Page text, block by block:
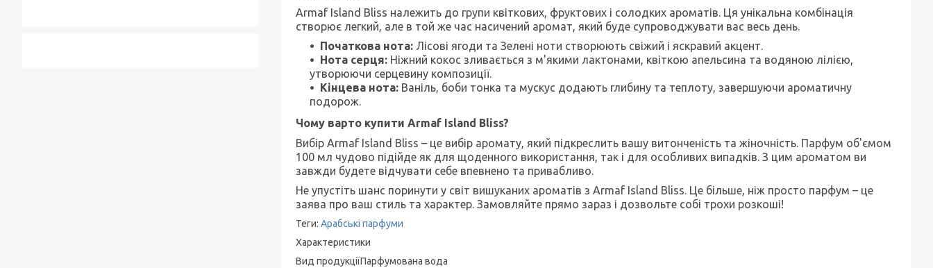
Armaf Island Bliss належить до групи квіткових, фруктових і солодких ароматів. Ця унікальна комбінація
створює легкий, але в той же час насичений аромат, який буде супроводжувати вас весь день.
Початкова нота: Лісові ягоди та Зелені ноти створюють свіжий і яскравий акцент.
Нота серця: Ніжний кокос зливається з м'якими лактонами, квіткою апельсина та водяною лілією,
утворюючи серцевину композиції.
Кінцева нота: Ваніль, боби тонка та мускус додають глибину та теплоту, завершуючи ароматичну
подорож.
Чому варто купити Armaf Island Bliss?
Вибір Armaf Island Bliss – це вибір аромату, який підкреслить вашу витонченість та жіночність. Парфум об'ємом
100 мл чудово підійде як для щоденного використання, так і для особливих випадків. З цим ароматом ви
завжди будете відчувати себе впевнено та привабливо.
Не упустіть шанс поринути у світ вишуканих ароматів з Armaf Island Bliss. Це більше, ніж просто парфум – це
заява про ваш стиль та характер. Замовляйте прямо зараз і дозвольте собі трохи розкоші!
Теги: Арабські парфуми
Характеристики
Вид продукціїПарфумована вода